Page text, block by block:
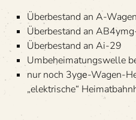
Über­be­stand an A-
Über­be­stand an
Über­be­stand an Ai-29
Umbe­hei­ma­tungs­welle
nur noch 3yge-Wagen-
„elek­tri­sche“